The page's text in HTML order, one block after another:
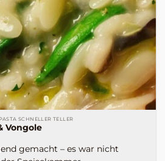
SCHNELLER TELLER
Vongole
gemacht – es war nicht